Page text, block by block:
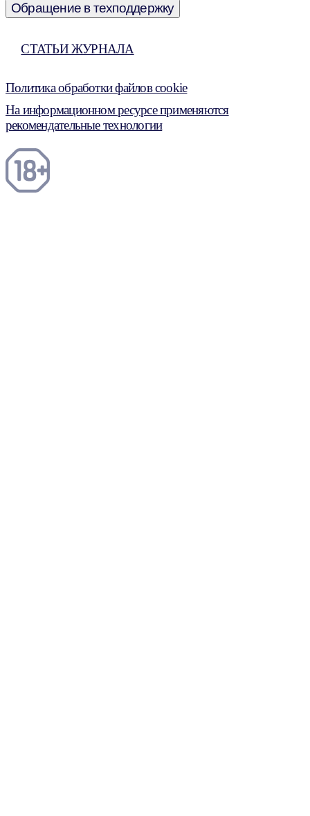
Обращение в техподдержку
СТАТЬИ ЖУРНАЛА
Политика обработки файлов cookie
На информационном ресурсе применяются
рекомендательные технологии